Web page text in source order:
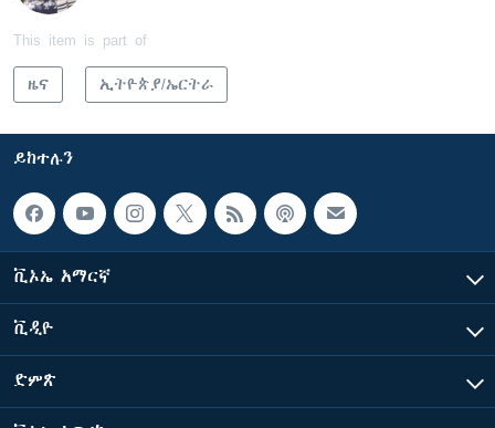
This item is part of
ዜና ኢትዮጵያ/ኤርትራ
ይከተሉን
ቪኦኤ አማርኛ
ቪዲዮ
ድምጽ